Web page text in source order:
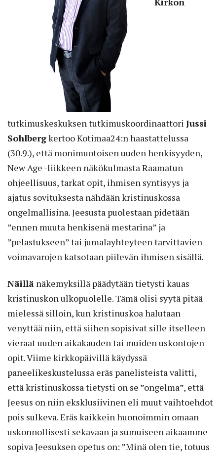
tutkimuskeskuksen tutkimuskoordinaattori Jussi
Sohlbergkertoo Kotimaa24:n haastattelussa
(30.9.), että monimuotoisen uuden henkisyyden,
New Age -liikkeen näkökulmasta Raamatun
ohjeellisuus, tarkat opit, ihmisen syntisyys ja
ajatus sovituksesta nähdään kristinuskossa
ongelmallisina. Jeesusta puolestaan pidetään
”ennen muuta henkisenä mestarina” ja
”pelastukseen” tai jumalayhtey­teen tarvitta­vien
voimavarojen katsotaan piilevän ihmisen sisällä.
Näillä näkemyksillä päädytään tietysti kauas
kristinuskon ulkopuolelle. Tämä olisi syytä pitää
mielessä silloin, kun kristinuskoa halutaan
venyttää niin, että siihen sopisivat sille itselleen
vieraat uuden aikakauden tai muiden uskontojen
opit. Viime kirkkopäivillä käydyssä
paneelikeskustelussa eräs panelisteista valitti,
että kristinuskossa tietysti on se ”ongelma”, että
Jeesus on niin eksklusiivinen eli muut vaihtoehdot
pois sulkeva. Eräs kaikkein huonoimmin omaan
uskonnollisesti sekavaan ja sumuiseen aikaamme
sopiva Jeesuksen opetus on: ”Minä olen tie, totuus